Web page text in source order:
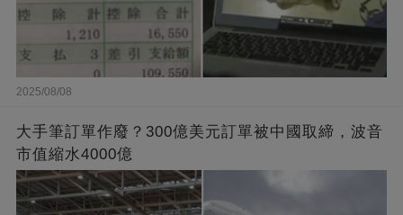
2025/08/08
大手筆訂單作廢？300億美元訂單被中國取締，波音
市值縮水4000億